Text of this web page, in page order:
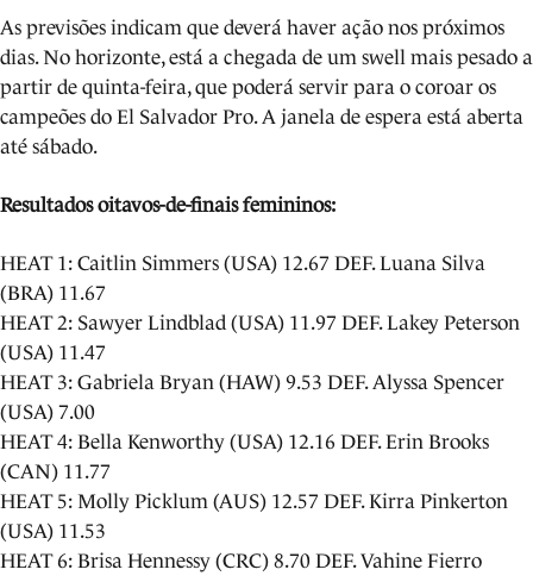
As previsões indicam que deverá haver ação nos próximos
dias. No horizonte, está a chegada de um swell mais pesado a
partir de quinta-feira, que poderá servir para o coroar os
campeões do El Salvador Pro. A janela de espera está aberta
até sábado.
Resultados oitavos-de-finais femininos:
HEAT 1: Caitlin Simmers (USA) 12.67 DEF. Luana Silva
(BRA) 11.67
HEAT 2: Sawyer Lindblad (USA) 11.97 DEF. Lakey Peterson
(USA) 11.47
HEAT 3: Gabriela Bryan (HAW) 9.53 DEF. Alyssa Spencer
(USA) 7.00
HEAT 4: Bella Kenworthy (USA) 12.16 DEF. Erin Brooks
(CAN) 11.77
HEAT 5: Molly Picklum (AUS) 12.57 DEF. Kirra Pinkerton
(USA) 11.53
HEAT 6: Brisa Hennessy (CRC) 8.70 DEF. Vahine Fierro